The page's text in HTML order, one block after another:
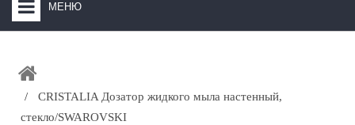
МЕНЮ
ЗАКАЗАТЬ РАСЧЕТ КУХНИ CAPRIGO
CRISTALIA Дозатор жидкого мыла настенный,
стекло/SWAROVSKI